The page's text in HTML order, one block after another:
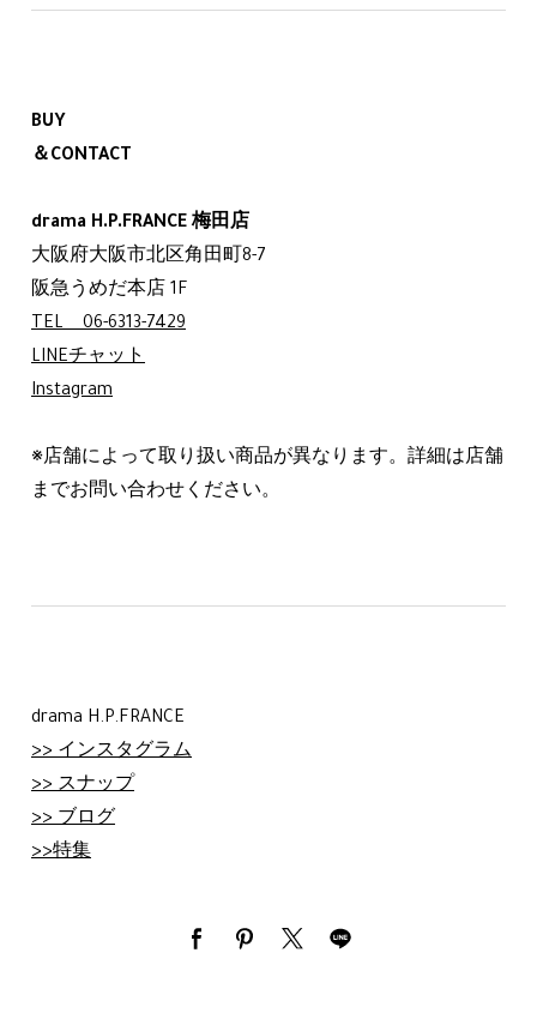
BUY
＆CONTACT
drama H.P.FRANCE 梅田店
大阪府大阪市北区角田町8-7
阪急うめだ本店 1F
TEL 06-6313-7429
LINEチャット
Instagram
※店舗によって取り扱い商品が異なります。詳細は店舗
までお問い合わせください。
drama H.P.FRANCE
>> インスタグラム
>> スナップ
>> ブログ
>>特集